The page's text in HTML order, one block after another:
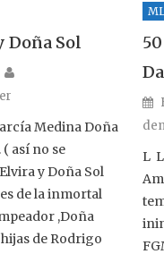
Doña Sol
Medina Doña
así no se
y Doña Sol
de la inmortal
,Doña
de Rodrigo
L